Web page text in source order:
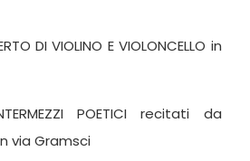
DI VIOLINO E VIOLONCELLO in
POETICI recitati da
via Gramsci